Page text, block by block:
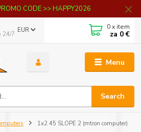
CODE >> HAPPY2026
Menu
EUR
Search
24/7
0x item
za 0 €
1x2 45 SLOPE 2 (mtron computer)